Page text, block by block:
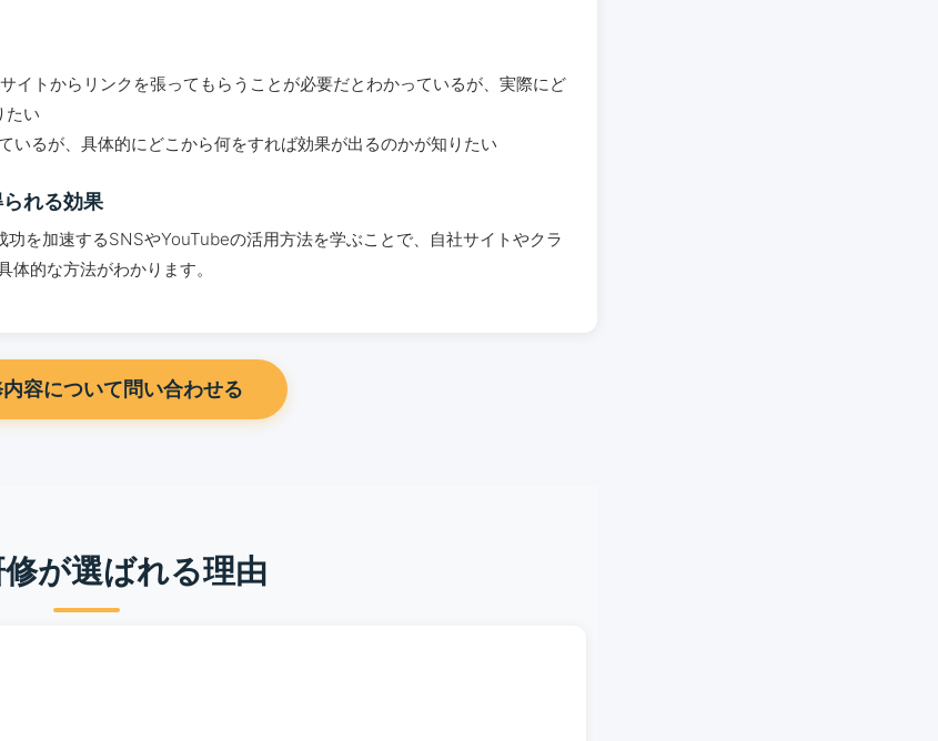
トからリンクを張ってもらうことが必要だとわかっているが、実際にど
たい
るが、具体的にどこから何をすれば効果が出るのかが知りたい
れる効果
を加速するSNSやYouTubeの活用方法を学ぶことで、自社サイトやクラ
的な方法がわかります。
容について問い合わせる
が選ばれる理由